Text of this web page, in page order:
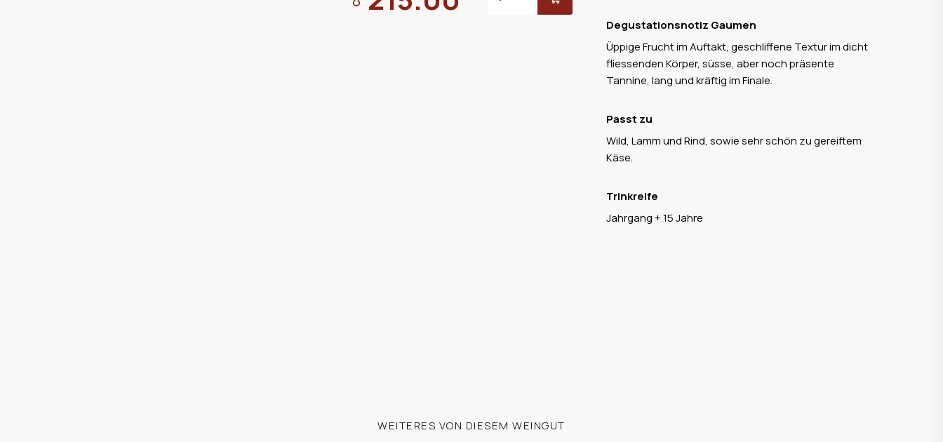
Degustationsnotiz Gaumen
Üppige Frucht im Auftakt, geschliffene Textur im dicht
fliessenden Körper, süsse, aber noch präsente
Tannine, lang und kräftig im Finale.
Passt zu
Wild, Lamm und Rind, sowie sehr schön zu gereiftem
Käse.
Trinkreife
Jahrgang + 15 Jahre
WEITERES VON DIESEM WEINGUT